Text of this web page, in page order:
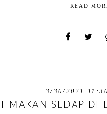
READ
3/30/2021
MAKAN SEDAP DI